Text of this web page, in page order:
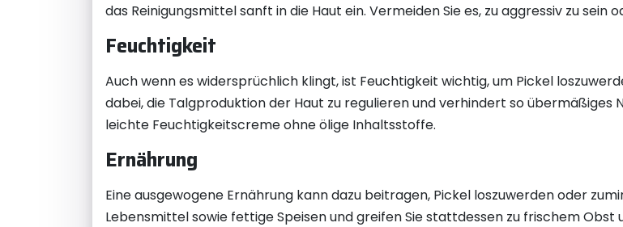
das Reinigungsmittel sanft in die Haut ein. Vermeiden Sie es, zu aggressiv zu sein
Feuchtigkeit
Auch wenn es widersprüchlich klingt, ist Feuchtigkeit wichtig, um Pickel
dabei, die Talgproduktion der Haut zu regulieren und verhindert so
leichte Feuchtigkeitscreme ohne ölige Inhaltsstoffe.
Ernährung
Eine ausgewogene Ernährung kann dazu beitragen, Pickel loszuwerden oder
Lebensmittel sowie fettige Speisen und greifen Sie stattdessen zu frischem Obst